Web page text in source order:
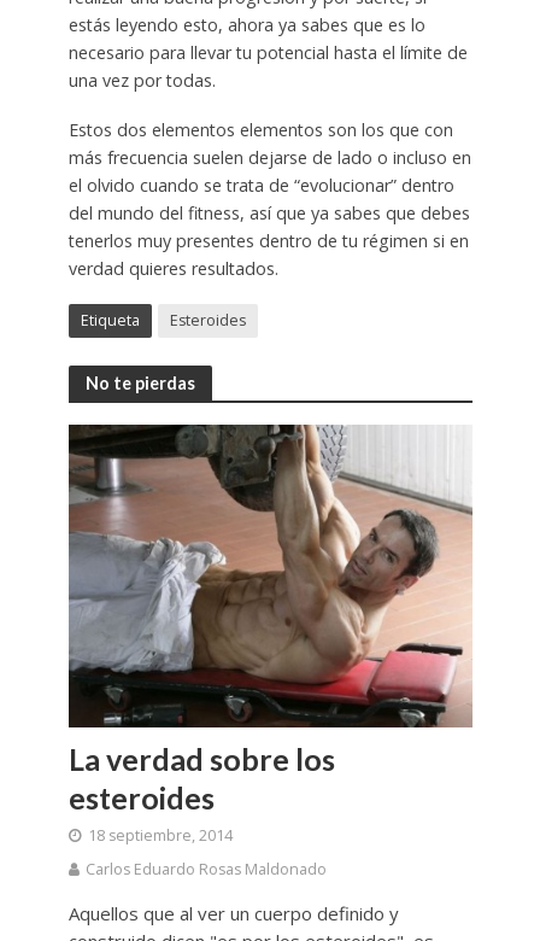
estás leyendo esto, ahora ya sabes que es lo
necesario para llevar tu potencial hasta el límite de
una vez por todas.
Estos dos elementos elementos son los que con
más frecuencia suelen dejarse de lado o incluso en
el olvido cuando se trata de “evolucionar” dentro
del mundo del fitness, así que ya sabes que debes
tenerlos muy presentes dentro de tu régimen si en
verdad quieres resultados.
Etiqueta Esteroides
No te pierdas
La verdad sobre los
esteroides
18 septiembre, 2014
Carlos Eduardo Rosas Maldonado
Aquellos que al ver un cuerpo definido y